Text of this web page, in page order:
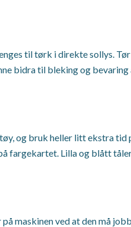
til tørk i direkte sollys.
bidra til bleking og bevaring
og bruk heller litt ekstra tid
fargekartet. Lilla og blått
maskinen ved at den må